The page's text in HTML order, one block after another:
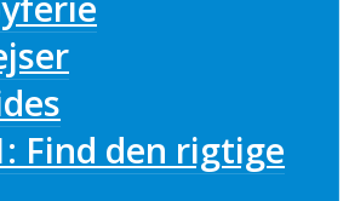
Find den rigtige